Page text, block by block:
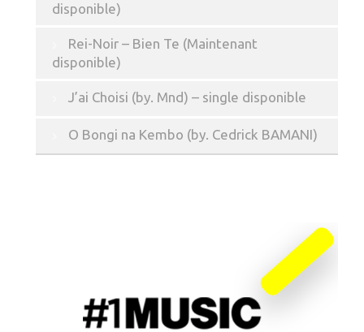
disponible)
Rei-Noir – Bien Te (Maintenant
disponible)
J’ai Choisi (by. Mnd) – single disponible
O Bongi na Kembo (by. Cedrick BAMANI)